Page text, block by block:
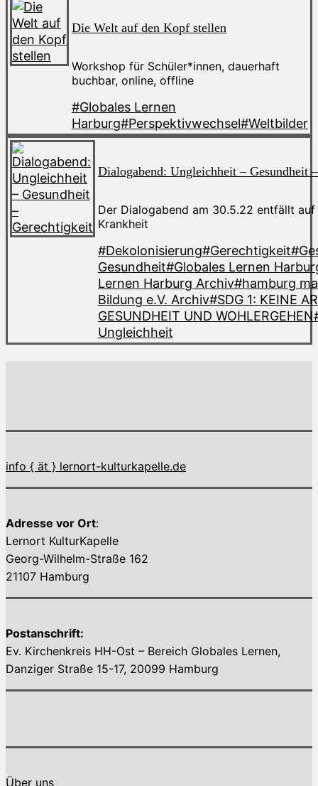
Die Welt auf den Kopf stellen
Workshop für Schüler*innen, dauerhaft
buchbar, online, offline
#Globales Lernen
Harburg#Perspektivwechsel#Weltbilder
Dialogabend: Ungleichheit – Gesundheit
Der Dialogabend am 30.5.22 entfällt
Krankheit
#Dekolonisierung#Gerechtigkeit
Gesundheit#Globales Lernen
Lernen Harburg Archiv#hamburg
Bildung e.V. Archiv#SDG 1: KEINE
GESUNDHEIT UND WOHLERGEHEN
Ungleichheit
info { ät } lernort-kulturkapelle.de
Adresse vor Ort:
Lernort KulturKapelle
Georg-Wilhelm-Straße 162
21107 Hamburg
Postanschrift:
Ev. Kirchenkreis HH-Ost – Bereich Globales Lernen,
Danziger Straße 15-17, 20099 Hamburg
Über uns